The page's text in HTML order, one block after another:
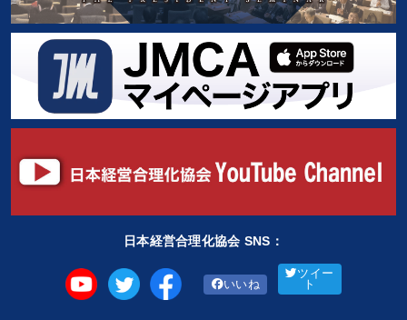
日本経営合理化協会 SNS：
いいね
ツイー
ト